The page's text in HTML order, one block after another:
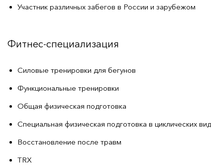
Участник различных забегов в России и зарубежом
Фитнес-специализация
Силовые тренировки для бегунов
Функциональные тренировки
Общая физическая подготовка
Специальная физическая подготовка в циклических
Восстановление после травм
TRX